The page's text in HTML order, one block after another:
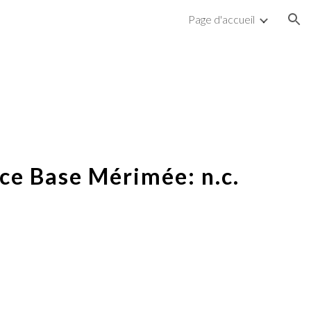
Page d'accueil
Base Mérimée: n.c.